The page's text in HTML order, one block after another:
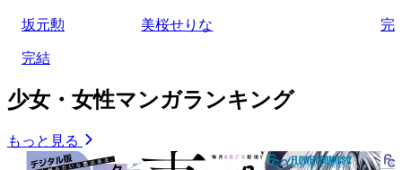
坂元勲
完結
美桜せりな 完
少女・女性マンガランキング
もっと見る